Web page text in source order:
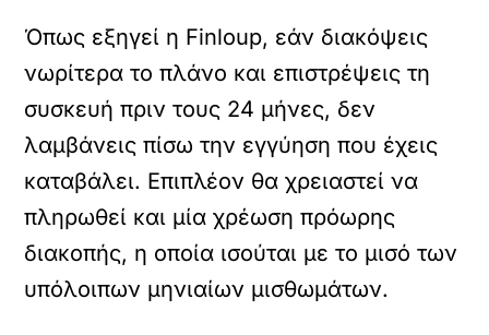
Όπως εξηγεί η Finloup, εάν διακόψεις
νωρίτερα το πλάνο και επιστρέψεις τη
συσκευή πριν τους 24 μήνες, δεν
λαμβάνεις πίσω την εγγύηση που έχεις
καταβάλει. Επιπλέον θα χρειαστεί να
πληρωθεί και μία χρέωση πρόωρης
διακοπής, η οποία ισούται με το μισό των
υπόλοιπων μηνιαίων μισθωμάτων.